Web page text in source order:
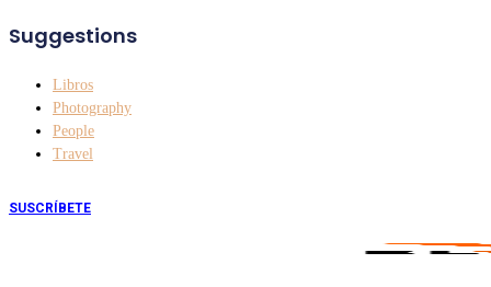
Suggestions
Libros
Photography
People
Travel
SUSCRÍBETE